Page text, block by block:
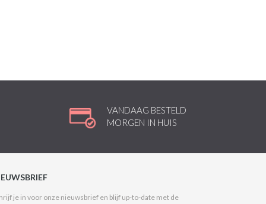
VANDAAG BESTELD
MORGEN IN HUIS
je in voor onze nieuwsbrief en blijf up-to-date met de